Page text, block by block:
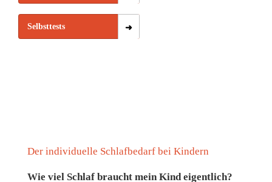
Selbsttests
Der individuelle Schlafbedarf bei Kindern
Wie viel Schlaf braucht mein Kind eigentlich?